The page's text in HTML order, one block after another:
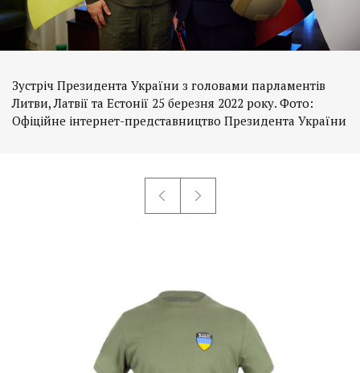
Зустріч Президента України з головами парламентів
Литви, Латвії та Естонії 25 березня 2022 року. Фото:
Офіційне інтернет-представництво Президента України